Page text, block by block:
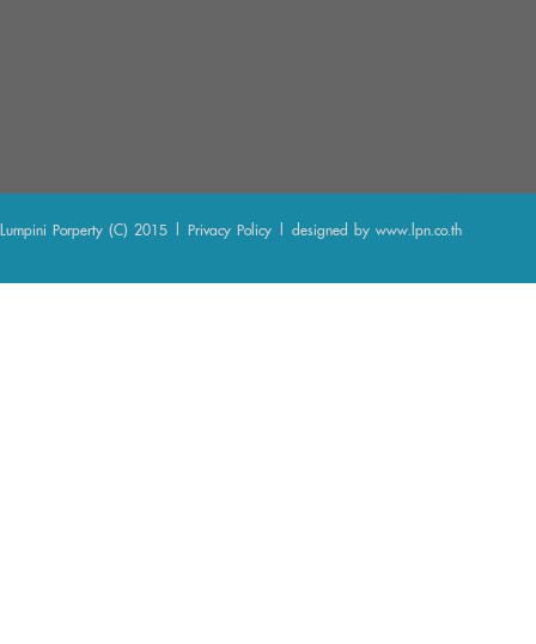
Lumpini Porperty (C) 2015 | Privacy Policy | designed by www.lpn.co.th